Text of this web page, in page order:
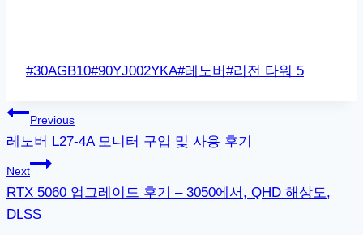
Post
#30AGB10#90YJ002YKA#레노버#리전 타워 5
글
탐
색
Previous
레노버 L27-4A 모니터 구입 및 사용 후기
Next
RTX 5060 업그레이드 후기 – 3050에서, QHD 해상도,
DLSS